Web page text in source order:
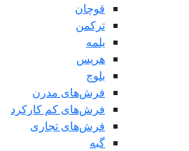
قوچان
ترکمن
یلمه
هریس
بلوچ
فرش‌های مدرن
فرش‌های کم کارکرد
فرش‌های تجاری
گبه